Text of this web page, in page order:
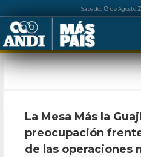
Sábado, 8 deAgosto
La Mesa Más la
preocupación
de las operaciones